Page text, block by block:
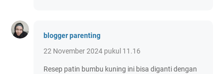
blogger parenting
22 November 2024 pukul 11.16
Resep patin bumbu kuning ini bisa diganti dengan